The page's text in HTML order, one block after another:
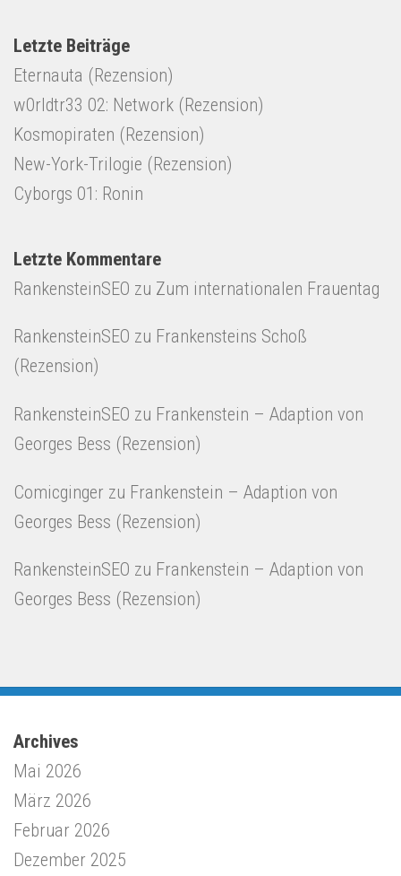
Letzte Beiträge
Eternauta (Rezension)
w0rldtr33 02: Network (Rezension)
Kosmopiraten (Rezension)
New-York-Trilogie (Rezension)
Cyborgs 01: Ronin
Letzte Kommentare
RankensteinSEO zu Zum internationalen Frauentag
RankensteinSEO zu Frankensteins Schoß
(Rezension)
RankensteinSEO zu Frankenstein – Adaption von
Georges Bess (Rezension)
Comicginger zu Frankenstein – Adaption von
Georges Bess (Rezension)
RankensteinSEO zu Frankenstein – Adaption von
Georges Bess (Rezension)
Archives
Mai 2026
März 2026
Februar 2026
Dezember 2025